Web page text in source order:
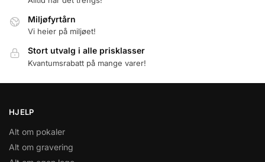
Miljøfyrtårn
Vi heier på miljøet!
Stort utvalg i alle prisklasser
Kvantumsrabatt på mange varer!
HJELP
Alt om pokaler
Alt om gravering